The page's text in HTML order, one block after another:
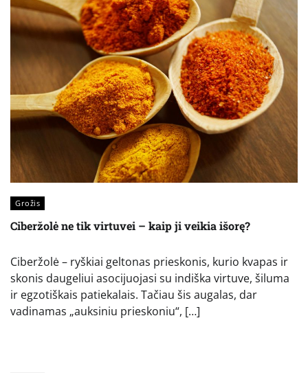
Grožis
Ciberžolė ne tik virtuvei – kaip ji veikia išorę?
Ciberžolė – ryškiai geltonas prieskonis, kurio kvapas ir
skonis daugeliui asocijuojasi su indiška virtuve, šiluma
ir egzotiškais patiekalais. Tačiau šis augalas, dar
vadinamas „auksiniu prieskoniu“, […]